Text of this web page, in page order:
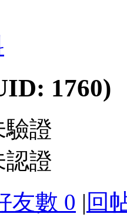
1760)
驗證
認證
友數 0 | 回